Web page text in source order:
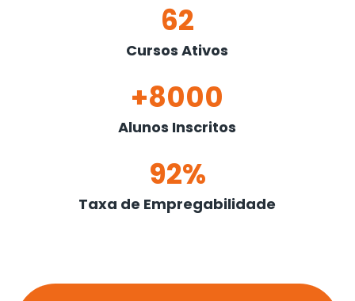
62
Cursos Ativos
+8000
Alunos Inscritos
92%
Taxa de Empregabilidade